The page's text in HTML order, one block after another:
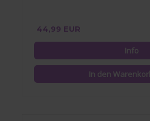
44,99 EUR